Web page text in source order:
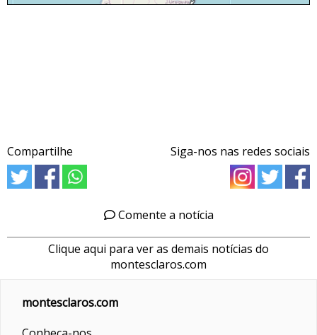
Compartilhe Siga-nos nas redes sociais
Comente a notícia
Clique aqui para ver as demais notícias do
montesclaros.com
montesclaros.com